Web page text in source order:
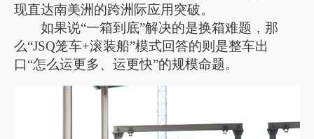
现直达南美洲的跨洲际应用突破。
如果说“一箱到底”解决的是换箱难题，那
么“JSQ笼车+滚装船”模式回答的则是整车出
口“怎么运更多、运更快”的规模命题。